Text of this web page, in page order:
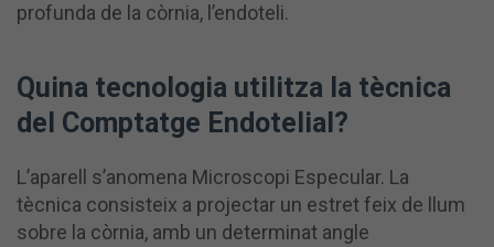
profunda de la còrnia, l’endoteli.
Quina tecnologia utilitza la tècnica
del Comptatge Endotelial?
L’aparell s’anomena Microscopi Especular. La
tècnica consisteix a projectar un estret feix de llum
sobre la còrnia, amb un determinat angle